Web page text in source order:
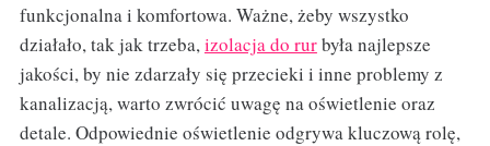
funkcjonalna i komfortowa. Ważne, żeby wszystko
działało, tak jak trzeba,izolacja do rurbyła najlepsze
jakości, by nie zdarzały się przecieki i inne problemy z
kanalizacją, warto zwrócić uwagę na oświetlenie oraz
detale. Odpowiednie oświetlenie odgrywa kluczową rolę,